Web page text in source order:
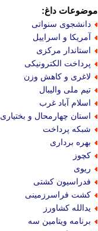
موضوعات داغ:
دانشجوی سنواتی
آمریکا و اسراییل
استاندار مرکزی
پرداخت الکترونیکی
لاغری و کاهش وزن
تیم ملی والیبال
اسلام آباد غرب
استان چهارمحال و بختیاری
شبکه پرداخت
بهره برداری
کچوز
ریوی
فدراسیون کشتی
کشت فراسرزمینی
یدالله کشاورز
برنامه ویتامین سه